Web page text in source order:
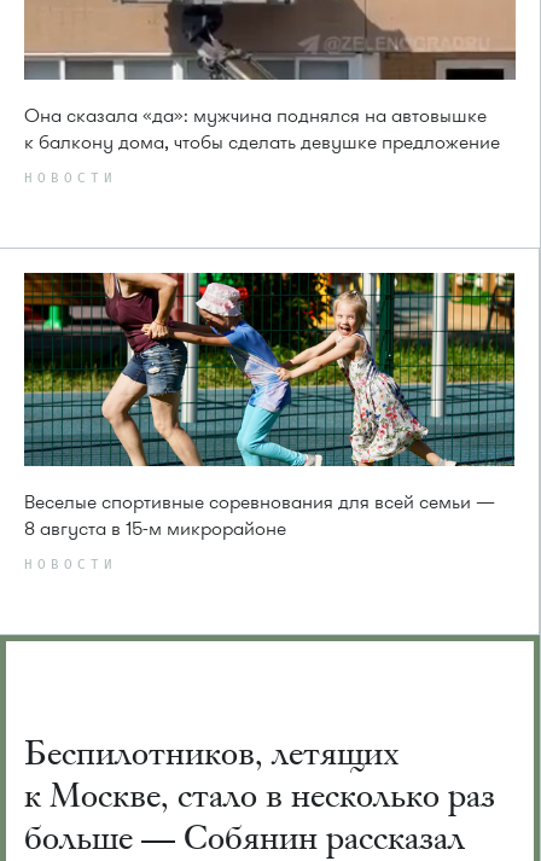
Она сказала «да»: мужчина поднялся на автовышке
к балкону дома, чтобы сделать девушке предложение
НОВОСТИ
Веселые спортивные соревнования для всей семьи —
8 августа в 15-м микрорайоне
НОВОСТИ
Беспилотников, летящих
к Москве, стало в несколько раз
больше — Собянин рассказал